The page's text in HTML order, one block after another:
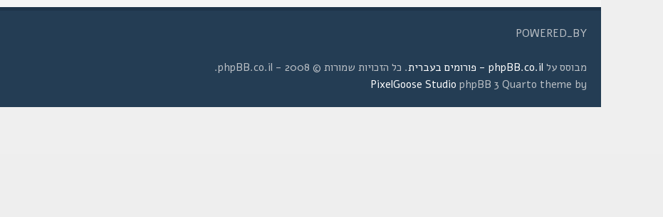
POWERED_BY
מבוסס על phpBB.co.il - פורומים בעברית
. כל הזכויות שמורות © 2008 - phpBB.co.il.
phpBB 3 Quarto theme by
PixelGoose Studio